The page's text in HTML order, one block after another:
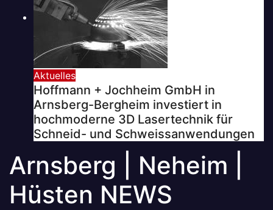
Aktuelles
Hoffmann + Jochheim GmbH in
Arnsberg-Bergheim investiert in
hochmoderne 3D Lasertechnik für
Schneid- und Schweissanwendungen
Arnsberg | Neheim |
Hüsten NEWS